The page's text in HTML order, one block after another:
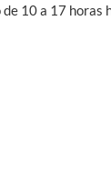
10 a 17 horas